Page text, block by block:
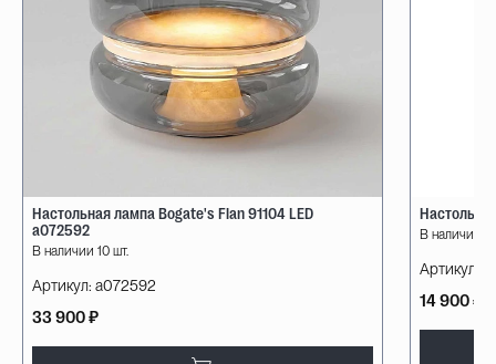
Настольная лампа Bogate's Flan 91104 LED
a072592
В наличии 10 шт.
Артикул: a072592
33 900 ₽
В наличии
Артикул:
14 900 ₽